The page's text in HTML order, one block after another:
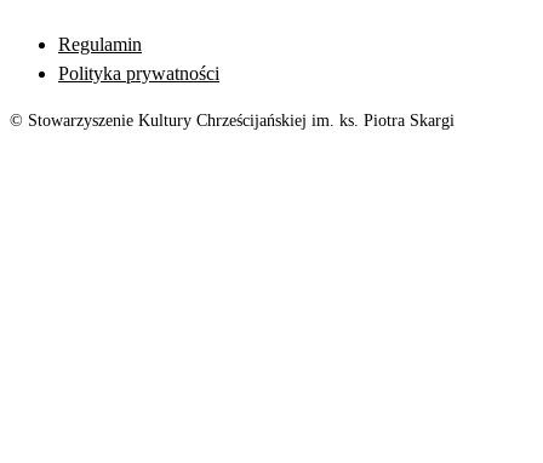
Regulamin
Polityka prywatności
© Stowarzyszenie Kultury Chrześcijańskiej im. ks. Piotra Skargi